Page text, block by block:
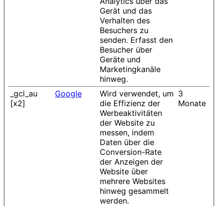
Gerät und das
Verhalten des
Besuchers zu
senden. Erfasst den
Besucher über
Geräte und
Marketingkanäle
hinweg.
_gcl_au
[x2]
Google
Wird verwendet, um
die Effizienz der
Werbeaktivitäten
der Website zu
messen, indem
Daten über die
Conversion-Rate
der Anzeigen der
Website über
mehrere Websites
hinweg gesammelt
werden.
3
Monate